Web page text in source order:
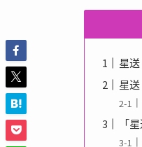
星
星
「